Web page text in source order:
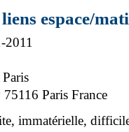
espace/
2011
Paris France
immatérielle,